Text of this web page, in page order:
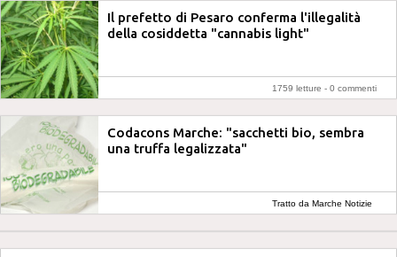
Il prefetto di Pesaro conferma l'illegalità
della cosiddetta "cannabis light"
1759 letture - 0 commenti
Codacons Marche: "sacchetti bio, sembra
una truffa legalizzata"
Tratto da Marche Notizie